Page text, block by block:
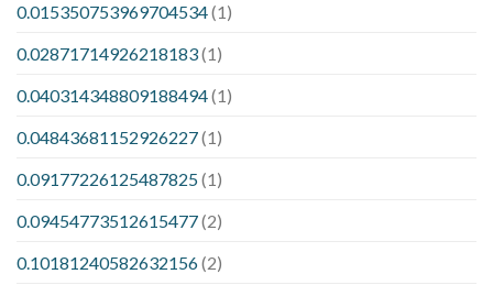
0.015350753969704534(1)
0.02871714926218183(1)
0.040314348809188494(1)
0.04843681152926227(1)
0.09177226125487825(1)
0.09454773512615477(2)
0.10181240582632156(2)